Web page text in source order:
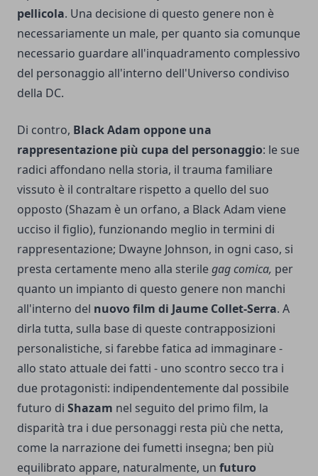
pellicola. Una decisione di questo genere non è
necessariamente un male, per quanto sia comunque
necessario guardare all'inquadramento complessivo
del personaggio all'interno dell'Universo condiviso
della DC.
Di contro, Black Adam oppone una
rappresentazione più cupa del personaggio: le sue
radici affondano nella storia, il trauma familiare
vissuto è il contraltare rispetto a quello del suo
opposto (Shazam è un orfano, a Black Adam viene
ucciso il figlio), funzionando meglio in termini di
rappresentazione; Dwayne Johnson, in ogni caso, si
presta certamente meno alla sterilegag comica, per
quanto un impianto di questo genere non manchi
all'interno del nuovo film di Jaume Collet-Serra. A
dirla tutta, sulla base di queste contrapposizioni
personalistiche, si farebbe fatica ad immaginare -
allo stato attuale dei fatti - uno scontro secco tra i
due protagonisti: indipendentemente dal possibile
futuro di Shazam nel seguito del primo film, la
disparità tra i due personaggi resta più che netta,
come la narrazione dei fumetti insegna; ben più
equilibrato appare, naturalmente, un futuro